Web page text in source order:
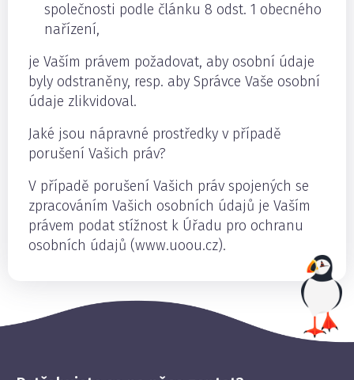
společnosti podle článku 8 odst. 1 obecného
nařízení,
je Vaším právem požadovat, aby osobní údaje
byly odstraněny, resp. aby Správce Vaše osobní
údaje zlikvidoval.
Jaké jsou nápravné prostředky v případě
porušení Vašich práv?
V případě porušení Vašich práv spojených se
zpracováním Vašich osobních údajů je Vaším
právem podat stížnost k Úřadu pro ochranu
osobních údajů (www.uoou.cz).